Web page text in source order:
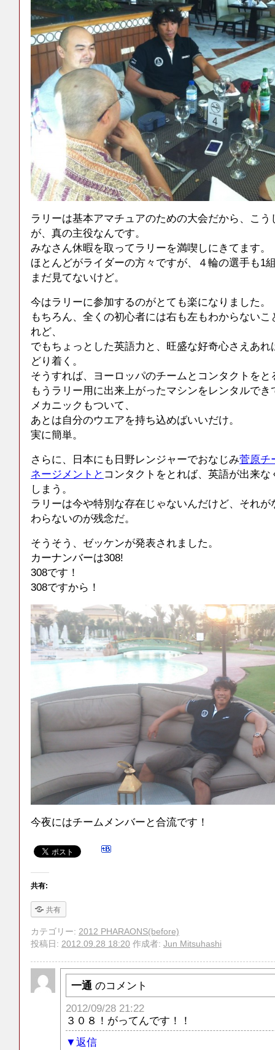
ラリーは基本アマチュアのための大会だから、こ
が、真の主役なんです。
みなさん休暇を取ってラリーを満喫しにきてます。
ほとんどがライダーの方々ですが、４輪の選手も1
まだ見てないけど。
今はラリーに参加するのがとても楽になりました。
もちろん、全くの初心者には右も左もわからない
れど、
でもちょっとした英語力と、旺盛な好奇心さえあ
どり着く。
そうすれば、ヨーロッパのチームとコンタクトをと
もうラリー用に出来上がったマシンをレンタルでき
メカニックもついて、
あとは自分のウエアを持ち込めばいいだけ。
実に簡単。
さらに、日本にも日野レンジャーでおなじみ菅原チ
ネージメントと コンタクトをとれば、英語が出来
しまう。
ラリーは今や特別な存在じゃないんだけど、それ
わらないのが残念だ。
そうそう、ゼッケンが発表されました。
カーナンバーは308!
308です！
308ですから！
今夜にはチームメンバーと合流です！
共有:
共有
カテゴリー: 2012 PHARAONS(before)
投稿日: 2012.09.28 18:20 作成者: Jun Mitsuhashi
一通 のコメント
2012/09/28 21:22
３０８！がってんです！！
返信